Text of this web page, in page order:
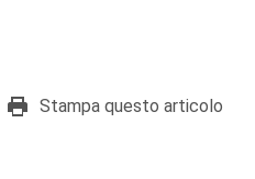
Stampa questo articolo